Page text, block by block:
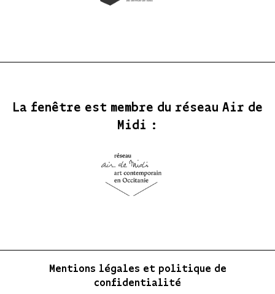
La fenêtre est membre du réseau Air de
Midi :
Mentions légales et politique de
confidentialité